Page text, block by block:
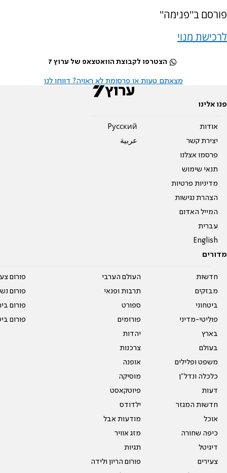
פורסם ב''פנימה''
לרכישת מנוי
הצטרפו לקבוצת הוואטצאפ של ערוץ 7
מצאתם טעות או פרסומת לא ראויה? דווחו לנו
פנו אלינו
אודות
יצירת קשר
פרסמו אצלנו
תנאי שימוש
מדיניות פרטיות
הצהרת נגישות
המייל האדום
עברית
English
Pусский
عربية
מדורים
חדשות
מבזקים
ביטחוני
פוליטי-מדיני
בארץ
בעולם
משפט ופלילים
כלכלה ונדל"ן
דעות
חדשות המגזר
אוכל
כיפה שחורה
דיגיטל
צעירים
העולם הערבי
תרבות ופנאי
ספורט
פורומים
יהדות
צרכנות
אופנה
מוסיקה
פיוטקאסט
ילדודס
מודעות אבל
מזג אוויר
תגיות
פורום הריון ולידה
פורום
פורום
פורום
פורום